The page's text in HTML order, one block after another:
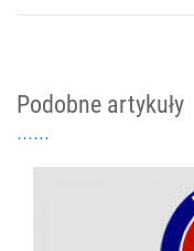
Podobne artykuły